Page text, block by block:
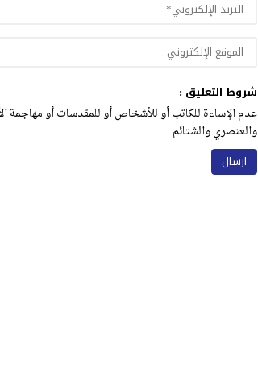
شروط التعليق :
عدم الإساءة للكاتب أو للأشخاص أو للمقدسات أو مهاجمة
والعنصري والشتائم.